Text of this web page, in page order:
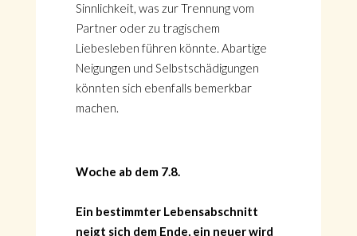
Sinnlichkeit, was zur Trennung vom
Partner oder zu tragischem
Liebesleben führen könnte. Abartige
Neigungen und Selbstschädigungen
könnten sich ebenfalls bemerkbar
machen.
Woche ab dem 7.8.
Ein bestimmter Lebensabschnitt
neigt sich dem Ende, ein neuer wird